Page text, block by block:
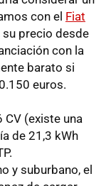
con el Fiat
precio desde
con la
barato si
euros.
CV (existe una
de 21,3 kWh
y suburbano, el